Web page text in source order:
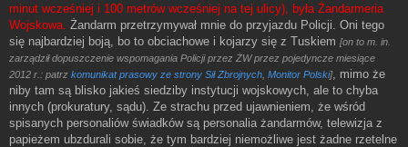
minut wcześniej i 100 metrów wcześniej na tej ulicy), była Żandarmeria
Wojskowa. Żandarm przetrzymywał mnie do przyjazdu Policji. Oni tego
się najbardziej boją, bo to obciachowe i kojarzy się z Tuskiem [on to m. in.
zarządził dopuszczenie wspomagania Policji przez ŻW przez pojedyncze miesiące
2012 r.: patrz komunikat prasowy ze strony Sił Zbrojnych Monitor Polski]
, mimo że
niby tam są blisko jakieś siedziby instytucji wojskowych, ale to chyba
innych (prokuratury, sądu). Ze strachu przed ujawnieniem, że wśród
spisanych personaliów świadków są personalia żandarmów, telewizja z
papieżem ubzdurali sobie, że tym bardziej niemożliwe jest żadne rzetelne